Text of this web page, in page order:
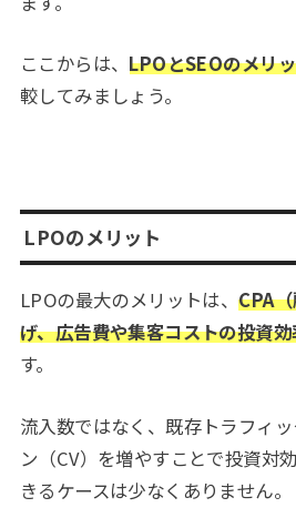
ここからは、 LPOとSEOのメリ
較してみましょう。
LPOのメリット
LPOの最大のメリットは、CPA
げ、広告費や集客コストの投資
す。
流入数ではなく、既存トラフィ
ン（CV）を増やすことで投資対
きるケースは少なくありません。